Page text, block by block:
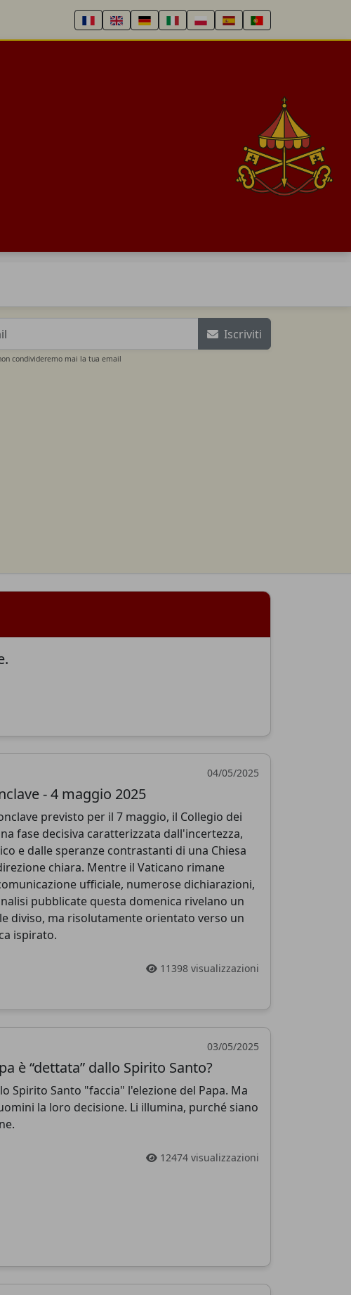
Iscriviti
condivideremo mai la tua email
04/05/2025
- 4 maggio 2025
previsto per il 7 maggio, il Collegio dei
fase decisiva caratterizzata dall'incertezza,
e dalle speranze contrastanti di una Chiesa
chiara. Mentre il Vaticano rimane
ufficiale, numerose dichiarazioni,
pubblicate questa domenica rivelano un
diviso, ma risolutamente orientato verso un
ispirato.
11398 visualizzazioni
03/05/2025
è “dettata” dallo Spirito Santo?
Spirito Santo "faccia" l'elezione del Papa. Ma
la loro decisione. Li illumina, purché siano
12474 visualizzazioni
a
la